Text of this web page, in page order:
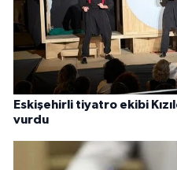
Eskişehirli tiyatro ekibi
vurdu